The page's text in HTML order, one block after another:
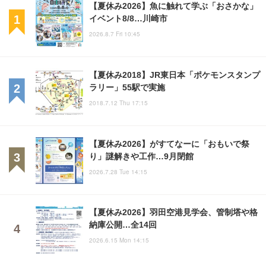
【夏休み2026】魚に触れて学ぶ「おさかな」
イベント8/8…川崎市
2026.8.7 Fri 10:45
【夏休み2018】JR東日本「ポケモンスタンプ
ラリー」55駅で実施
2018.7.12 Thu 17:15
【夏休み2026】がすてなーに「おもいで祭
り」謎解きや工作…9月閉館
2026.7.28 Tue 14:15
【夏休み2026】羽田空港見学会、管制塔や格
納庫公開…全14回
2026.6.15 Mon 14:15